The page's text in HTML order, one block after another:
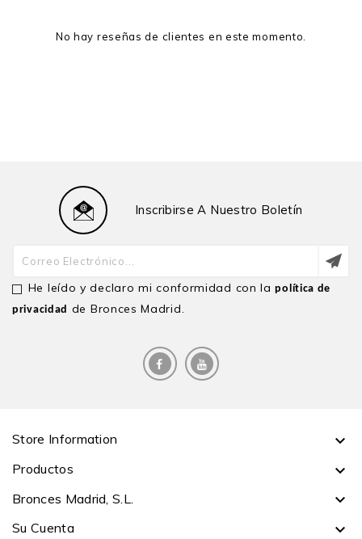
No hay reseñas de clientes en este momento.
Inscribirse A Nuestro Boletín
He leído y declaro mi conformidad con lapolítica de
privacidad de Bronces Madrid.
Store Information 
Productos 
Bronces Madrid, S.L. 
Su Cuenta 